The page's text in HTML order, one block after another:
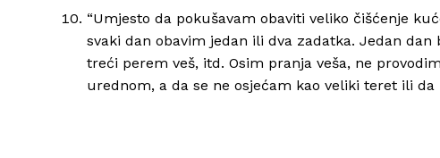
“Umjesto da pokušavam obaviti veliko čišćenje
svaki dan obavim jedan ili dva zadatka. Jedan
treći perem veš, itd. Osim pranja veša, ne
urednom, a da se ne osjećam kao veliki teret ili